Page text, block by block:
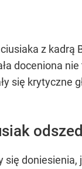
z kadrą
doceniona
się krytyczne
się